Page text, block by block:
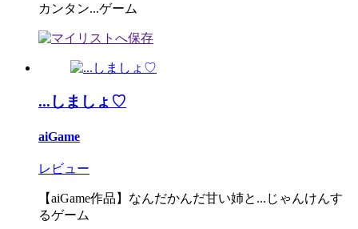
カンタン...ゲーム
...しましょ♡
aiGame
レビュー
【aiGame作品】なんだかんだ甘い姉と...じゃんけんす
るゲーム